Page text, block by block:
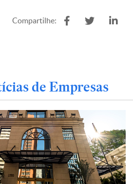
Compartilhe:
de Empresas